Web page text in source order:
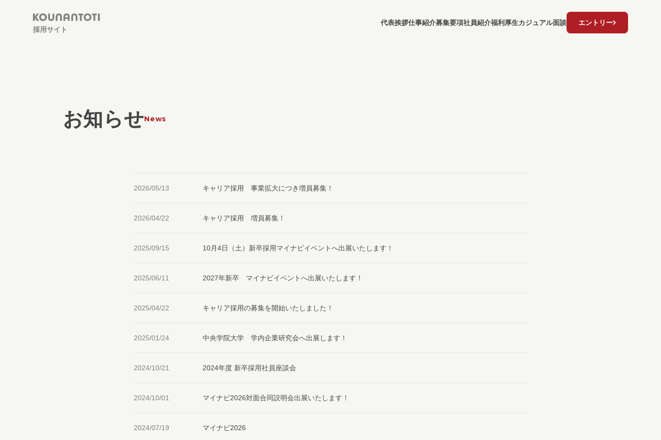
採用サイト
代表挨拶仕事紹介募集要項社員紹介福利厚生カジュアル面談 エントリー
お知らせ
2026/05/13 キャリア採用 事業拡大につき増員募集！
2026/04/22 キャリア採用 増員募集！
2025/09/15 10月4日（土）新卒採用マイナビイベントへ出展いたします！
2025/06/11 2027年新卒 マイナビイベントへ出展いたします！
2025/04/22 キャリア採用の募集を開始いたしました！
2025/01/24 中央学院大学 学内企業研究会へ出展します！
2024/10/21 2024年度 新卒採用社員座談会
2024/10/01 マイナビ2026対面合同説明会出展いたします！
2024/07/19 マイナビ2026